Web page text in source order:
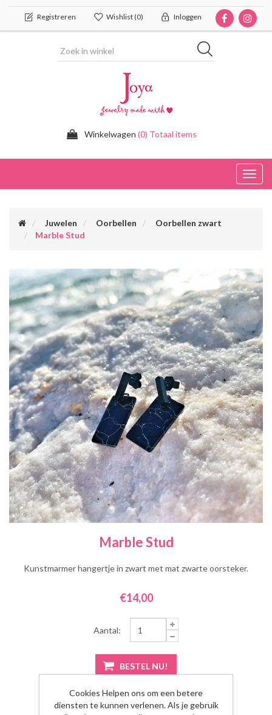
Registreren Wishlist(0) Inloggen
Winkelwagen (0) Totaal items
Juwelen Oorbellen
Oorbellen zwart
Marble Stud
Marble Stud
Kunstmarmer hangertje in zwart met mat zwarte oorsteker.
€14,00
Aantal:
Cookies Helpen ons om een betere
diensten te kunnen verlenen. Als je gebruik